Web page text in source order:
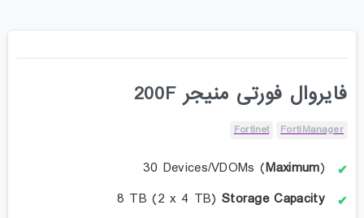
فایروال فورتی منیجر 200F
FortiManager
Fortinet
30 Devices/VDOMs (Maximum)
8 TB (2 x 4 TB) Storage Capacity